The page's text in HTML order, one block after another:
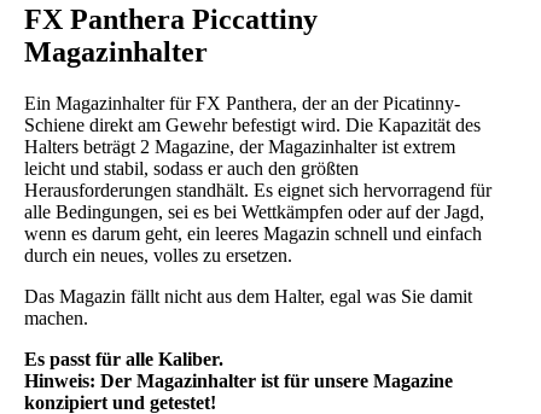
FX Panthera Piccattiny
Magazinhalter
Ein Magazinhalter für FX Panthera, der an der Picatinny-
Schiene direkt am Gewehr befestigt wird. Die Kapazität des
Halters beträgt 2 Magazine, der Magazinhalter ist extrem
leicht und stabil, sodass er auch den größten
Herausforderungen standhält. Es eignet sich hervorragend für
alle Bedingungen, sei es bei Wettkämpfen oder auf der Jagd,
wenn es darum geht, ein leeres Magazin schnell und einfach
durch ein neues, volles zu ersetzen.
Das Magazin fällt nicht aus dem Halter, egal was Sie damit
machen.
Es passt für alle Kaliber.
Hinweis: Der Magazinhalter ist für unsere Magazine
konzipiert und getestet!